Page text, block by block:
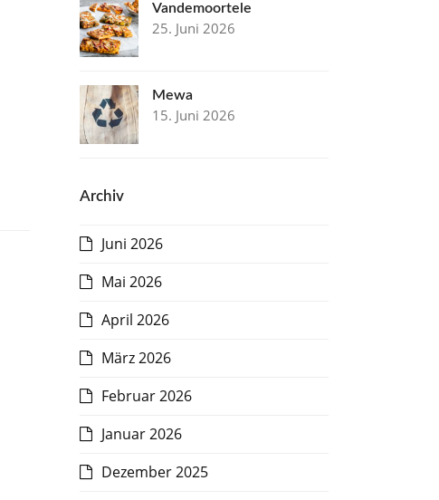
Vandemoortele
25. Juni 2026
Mewa
15. Juni 2026
Archiv
Juni 2026
Mai 2026
April 2026
März 2026
Februar 2026
Januar 2026
Dezember 2025